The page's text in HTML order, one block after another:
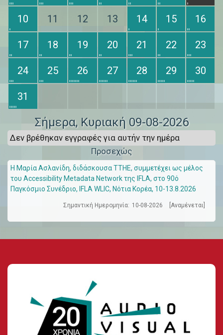
10 11 12 13 14 15 16
17 18 19 20 21 22 23
24 25 26 27 28 29 30
31
Σήμερα, Κυριακή 09-08-2026
Δεν βρέθηκαν εγγραφές για αυτήν την ημέρα
Προσεχώς
Η Μαρία Ασλανίδη, διδάσκουσα ΤΤΗΕ, συμμετέχει ως μέλος
του Accessibility Metadata Network της IFLA, στο 90ό
Παγκόσμιο Συνέδριο, IFLA WLIC, Νότια Κορέα, 10-13.8.2026
Σημαντική Ημερομηνία: 10-08-2026 [Αναμένεται]